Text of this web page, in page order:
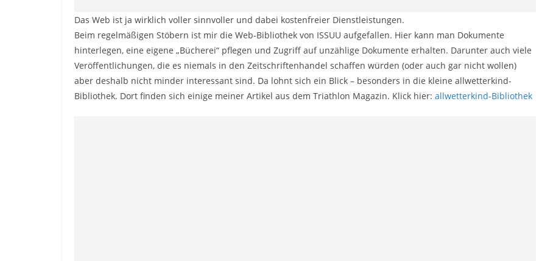
Das Web ist ja wirklich voller sinnvoller und dabei kostenfreier Dienstleistungen.
Beim regelmäßigen Stöbern ist mir die Web-Bibliothek von ISSUU aufgefallen. Hier kann man Dokumente
hinterlegen, eine eigene „Bücherei“ pflegen und Zugriff auf unzählige Dokumente erhalten. Darunter auch viele
Veröffentlichungen, die es niemals in den Zeitschriftenhandel schaffen würden (oder auch gar nicht wollen)
aber deshalb nicht minder interessant sind. Da lohnt sich ein Blick – besonders in die kleine allwetterkind-
Bibliothek. Dort finden sich einige meiner Artikel aus dem Triathlon Magazin. Klick hier: allwetterkind-Bibliothek